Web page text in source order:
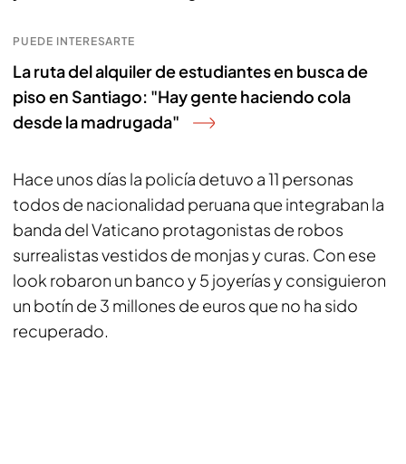
PUEDE INTERESARTE
La ruta del alquiler de estudiantes en busca de
piso en Santiago: "Hay gente haciendo cola
desde la madrugada"
Hace unos días la policía detuvo a 11 personas
todos de nacionalidad peruana que integraban la
banda del Vaticano protagonistas de robos
surrealistas vestidos de monjas y curas. Con ese
look robaron un banco y 5 joyerías y consiguieron
un botín de 3 millones de euros que no ha sido
recuperado.